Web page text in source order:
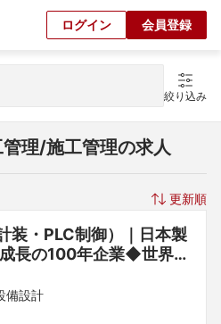
ログイン 会員登録
絞り込み
理/施工管理の求人
更新順
装・PLC制御）｜日本製
長の100年企業◆世界ト
誇る耐火物・セラミック
備設計